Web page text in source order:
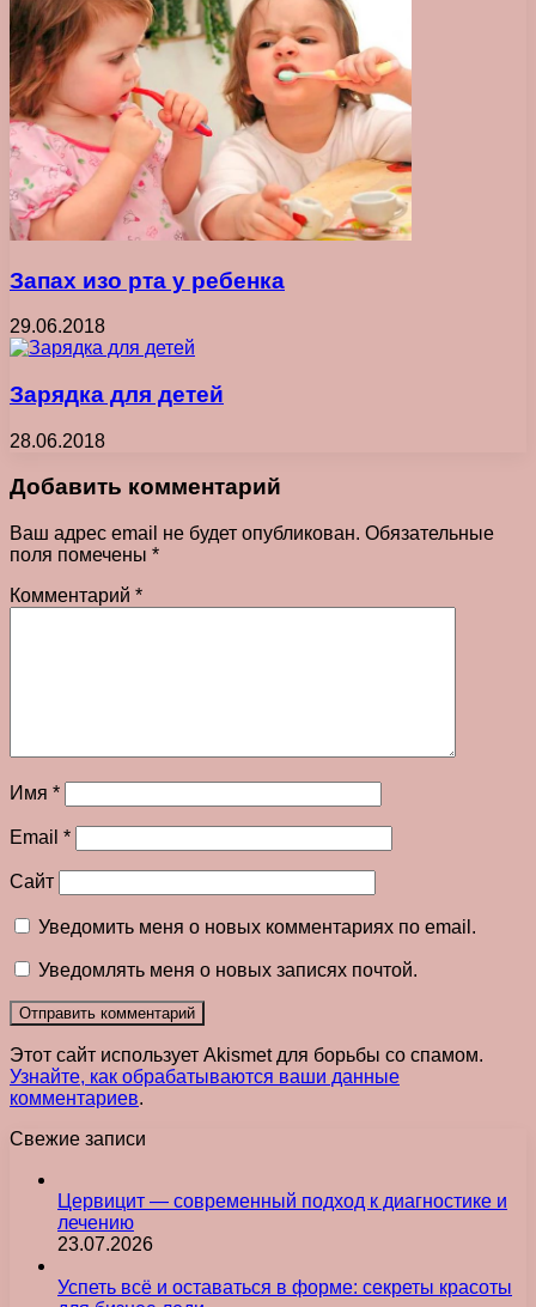
Запах изо рта у ребенка
29.06.2018
Зарядка для детей
28.06.2018
Добавить комментарий
Ваш адрес email не будет опубликован. Обязательные
поля помечены *
Комментарий *
Имя *
Email *
Сайт
Уведомить меня о новых комментариях по email.
Уведомлять меня о новых записях почтой.
Этот сайт использует Akismet для борьбы со спамом.
Узнайте, как обрабатываются ваши данные
комментариев.
Свежие записи
Цервицит — современный подход к диагностике и
лечению
23.07.2026
Успеть всё и оставаться в форме: секреты красоты